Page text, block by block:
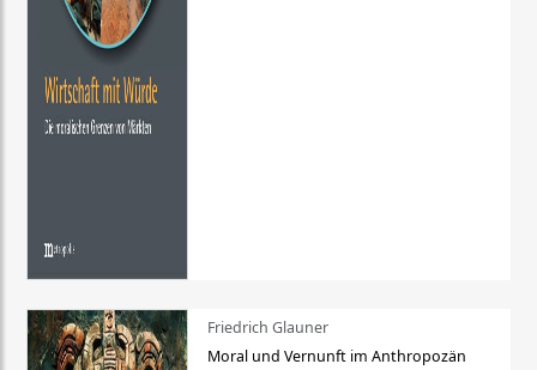
Friedrich Glauner
Moral und Vernunft im Anthropozän